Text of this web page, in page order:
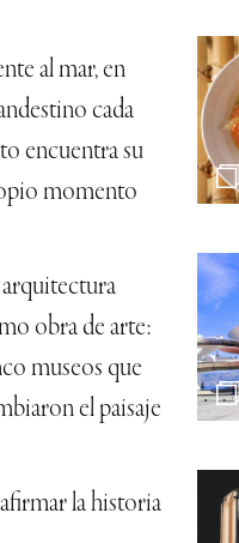
al mar, en
cada
encuentra su
momento
obra de arte:
museos que
el paisaje
la historia